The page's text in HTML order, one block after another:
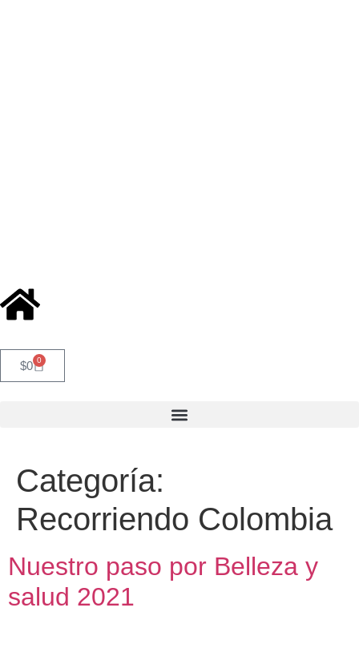
$0 0
Categoría:
Recorriendo Colombia
Nuestro paso por Belleza y
salud 2021